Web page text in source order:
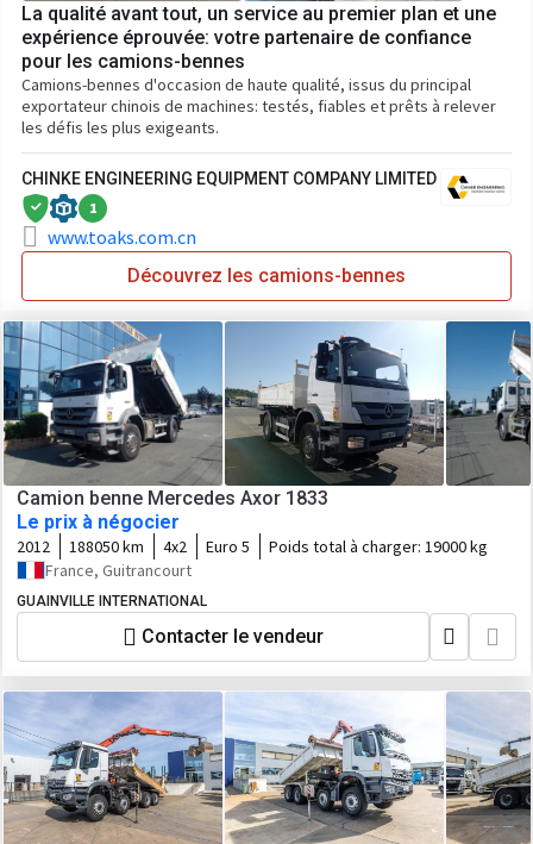
La qualité avant tout, un service au premier plan et une
expérience éprouvée: votre partenaire de confiance
pour les camions-bennes
Camions-bennes d'occasion de haute qualité, issus du principal
exportateur chinois de machines: testés, fiables et prêts à relever
les défis les plus exigeants.
CHINKE ENGINEERING EQUIPMENT COMPANY LIMITED
1
www.toaks.com.cn
Découvrez les camions-bennes
Camion benne Mercedes Axor 1833
Le prix à négocier
2012 188050 km 4x2 Euro 5 Poids total à charger: 19000 kg
France, Guitrancourt
GUAINVILLE INTERNATIONAL
Contacter le vendeur